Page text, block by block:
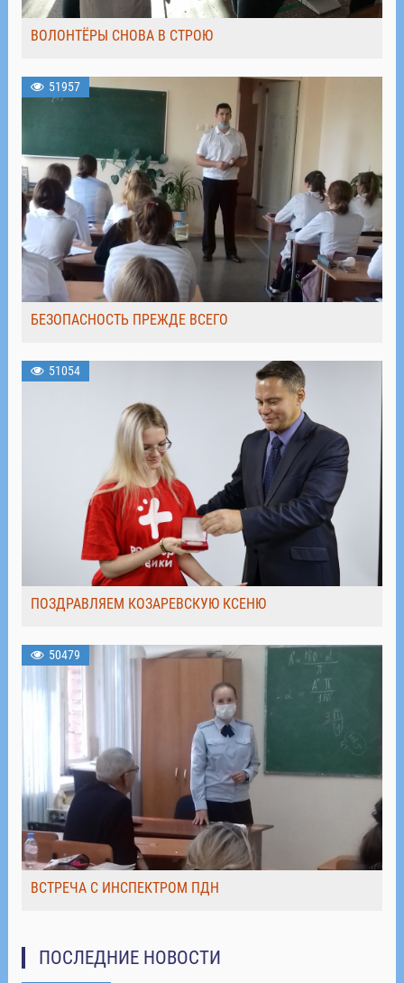
ВОЛОНТЁРЫ СНОВА В СТРОЮ
51957
БЕЗОПАСНОСТЬ ПРЕЖДЕ ВСЕГО
51054
ПОЗДРАВЛЯЕМ КОЗАРЕВСКУЮ КСЕНЮ
50479
ВСТРЕЧА С ИНСПЕКТРОМ ПДН
ПОСЛЕДНИЕ НОВОСТИ